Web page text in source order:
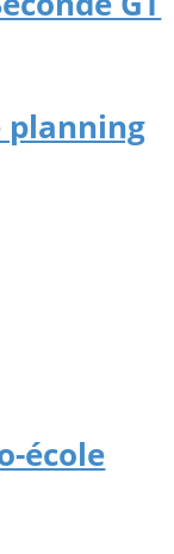
planning
école